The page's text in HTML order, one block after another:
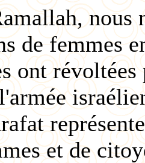
nous
de femmes
ont
et de